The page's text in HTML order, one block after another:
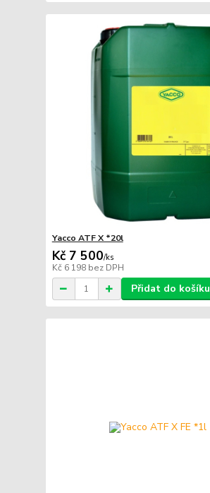
Yacco ATF X *20l
Kč 7 500/ks
Kč 6 198 bez DPH
Přidat do košíku